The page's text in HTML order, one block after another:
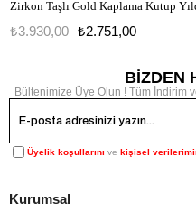
Zirkon Taşlı Gold Kaplama Kutup
₺2.751,00
₺3.930,00
BİZDEN
Bültenimize Üye Olun ! Tüm İndirim
Üyelik koşullarını ve kişisel
Kurumsal